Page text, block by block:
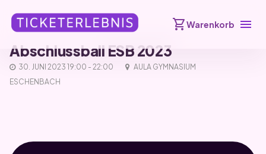
shopping_cartWarenkorb menu
Abschlussball ESB 2023
30. JUNI 2023 19:00 - 22:00
AULA GYMNASIUM
ESCHENBACH